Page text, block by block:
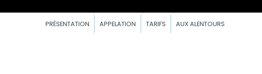
PRÉSENTATION APPELATION TARIFS AUX ALENTOURS